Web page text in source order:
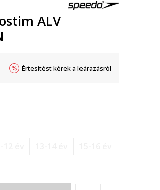
ALV
Értesítést kérek a leárazásról